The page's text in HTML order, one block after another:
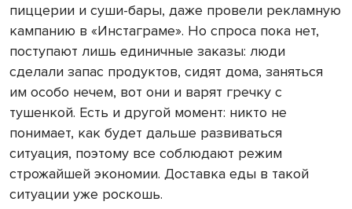
пиццерии и суши-бары, даже провели рекламную
кампанию в «Инстаграме». Но спроса пока нет,
поступают лишь единичные заказы: люди
сделали запас продуктов, сидят дома, заняться
им особо нечем, вот они и варят гречку с
тушенкой. Есть и другой момент: никто не
понимает, как будет дальше развиваться
ситуация, поэтому все соблюдают режим
строжайшей экономии. Доставка еды в такой
ситуации уже роскошь.